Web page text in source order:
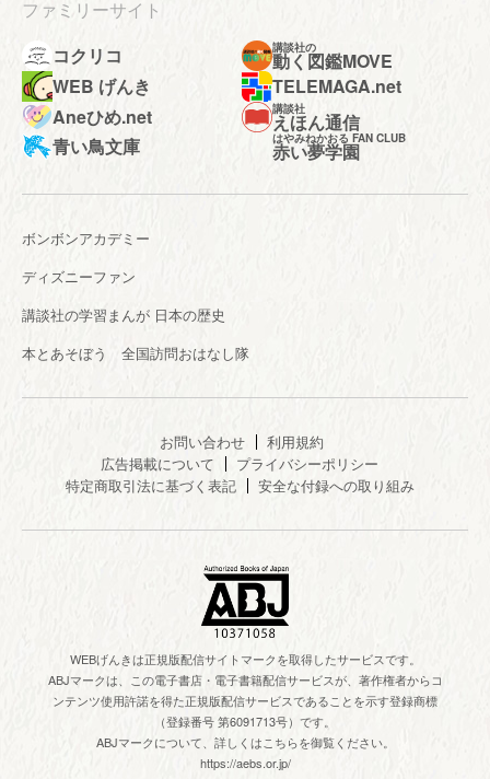
ファミリーサイト
コクリコ
講談社の
動く図鑑MOVE
WEB げんき
TELEMAGA.net
Aneひめ.net
講談社
えほん通信
青い鳥文庫
はやみねかおる FAN CLUB
赤い夢学園
ボンボンアカデミー
ディズニーファン
講談社の学習まんが 日本の歴史
本とあそぼう 全国訪問おはなし隊
お問い合わせ
利用規約
広告掲載について
プライバシーポリシー
特定商取引法に基づく表記
安全な付録への取り組み
WEBげんきは正規版配信サイトマークを取得したサービスです。
ABJマークは、この電子書店・電子書籍配信サービスが、著作権者からコ
ンテンツ使用許諾を得た正規版配信サービスであることを示す登録商標
（登録番号 第6091713号）です。
ABJマークについて、詳しくはこちらを御覧ください。
https://aebs.or.jp/